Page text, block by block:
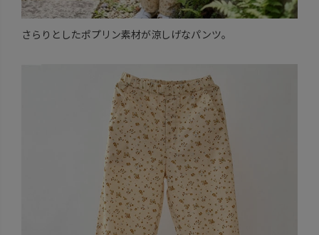
さらりとしたポプリン素材が涼しげなパンツ。